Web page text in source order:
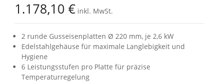
1.178,10 € inkl. MwSt.
2 runde Gusseisenplatten Ø 220 mm, je 2,6 kW
Edelstahlgehäuse für maximale Langlebigkeit und
Hygiene
6 Leistungsstufen pro Platte für präzise
Temperaturregelung